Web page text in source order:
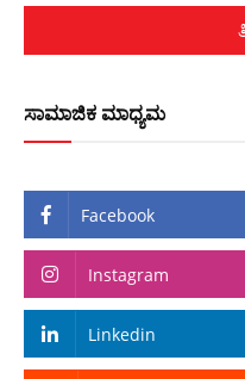
ಸಾಮಾಜಿಕ ಮಾಧ್ಯಮ
Facebook
Instagram
Linkedin